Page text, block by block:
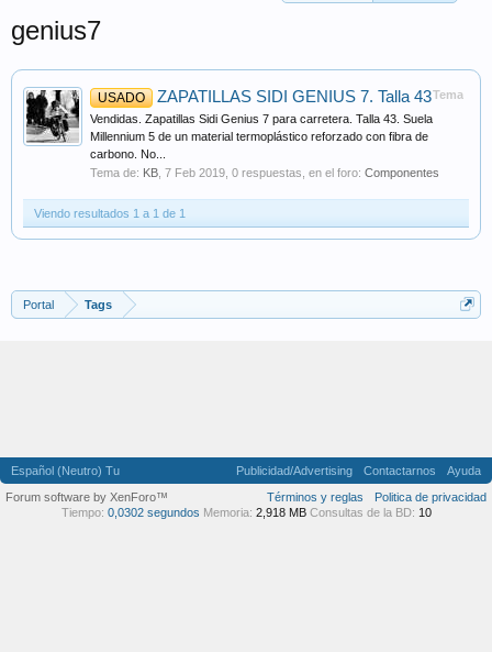
genius7
Tema
USADO ZAPATILLAS SIDI GENIUS 7. Talla 43
Vendidas. Zapatillas Sidi Genius 7 para carretera. Talla 43. Suela
Millennium 5 de un material termoplástico reforzado con fibra de
carbono. No...
Tema de: KB 7 Feb 2019 , 0 respuestas, en el foro: Componentes
Viendo resultados 1 a 1 de 1
Portal Tags
Español (Neutro) Tu Publicidad/Advertising Contactarnos
Ayuda
Términos y reglas
Politica de privacidad
Forum software by XenForo™
Tiempo: 0,0302 segundos Memoria: 2,918 MB Consultas de la BD: 10